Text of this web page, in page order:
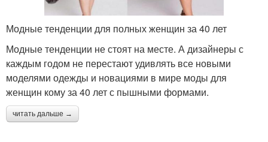
Модные тенденции для полных женщин за 40 лет
Модные тенденции не стоят на месте. А дизайнеры с
каждым годом не перестают удивлять все новыми
моделями одежды и новациями в мире моды для
женщин кому за 40 лет с пышными формами.
читать дальше →